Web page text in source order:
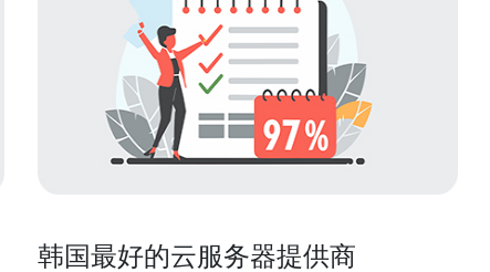
韩国最好的云服务器提供商